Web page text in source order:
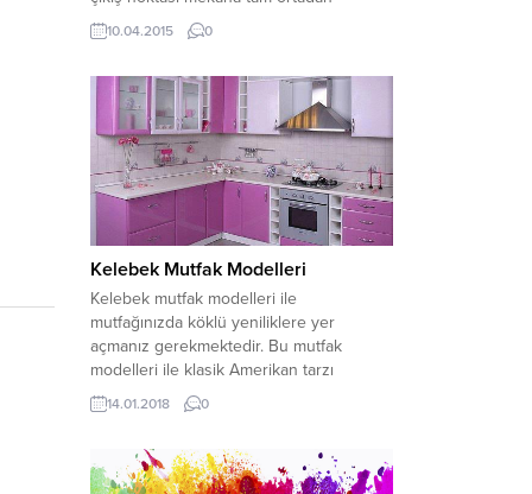
girebilmek. Böylece tüm etrafını dolap
olarak veya ihtiyacınıza göre
sağlamış olacaksınız. Kapınız biraz solda
biraz da sağda da olabilir. Ama mutlaka
ortada olmalı. Pencereniz nerede bir
düşünün. Pencerenizin...
10.04.2015 0
Kelebek Mutfak Modelleri
Kelebek mutfak modelleri ile
mutfağınızda köklü yeniliklere yer
açmanız gerekmektedir. Bu mutfak
modelleri ile klasik Amerikan tarzı
mutfaklara ulaşabileceğiniz gibi aynı
zamanda en son moda görünümde olan
de bayanlar için çok önemli kullanım
alanlarıdır. Günün birçoğu mutfakta
14.01.2018 0